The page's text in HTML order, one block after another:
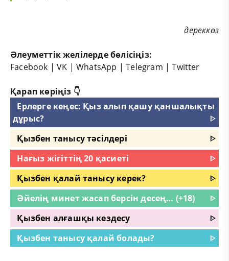
дереккөз
Әлеуметтік желілерде бөлісіңіз:
Facebook |VK |WhatsApp |Telegram |Twitter
Қарап көріңіз 👇
Ерлерге кеңес: Қыз алып қашу қаншалықты
дұрыс?
ᐈ
Қызбен танысу тәсілдері
ᐈ
Нағыз жігіттің 20 қасиеті
ᐈ
Қызбен қалай танысу керек?
ᐈ
Әйелің минет жасап берсін десең… (+18)
ᐈ
Қызбен алғашқы кездесу
ᐈ
Қызбен танысу қалай болады?
ᐈ